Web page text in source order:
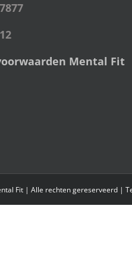
Mental Fit
Fit | Alle rechten gereserveerd |